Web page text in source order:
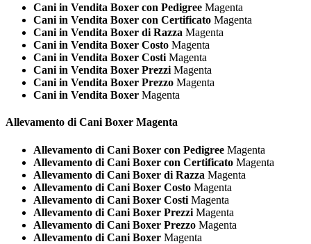
Cani in Vendita Boxer con Pedigree Magenta
Cani in Vendita Boxer con Certificato Magenta
Cani in Vendita Boxer di Razza Magenta
Cani in Vendita Boxer Costo Magenta
Cani in Vendita Boxer Costi Magenta
Cani in Vendita Boxer Prezzi Magenta
Cani in Vendita Boxer Prezzo Magenta
Cani in Vendita Boxer Magenta
Allevamento di Cani Boxer Magenta
Allevamento di Cani Boxer con Pedigree Magenta
Allevamento di Cani Boxer con Certificato Magenta
Allevamento di Cani Boxer di Razza Magenta
Allevamento di Cani Boxer Costo Magenta
Allevamento di Cani Boxer Costi Magenta
Allevamento di Cani Boxer Prezzi Magenta
Allevamento di Cani Boxer Prezzo Magenta
Allevamento di Cani Boxer Magenta